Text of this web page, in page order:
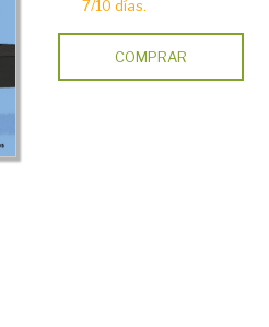
7/10 días.
COMPRAR